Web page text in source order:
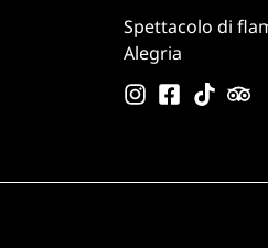
Spettacolo di
Alegria